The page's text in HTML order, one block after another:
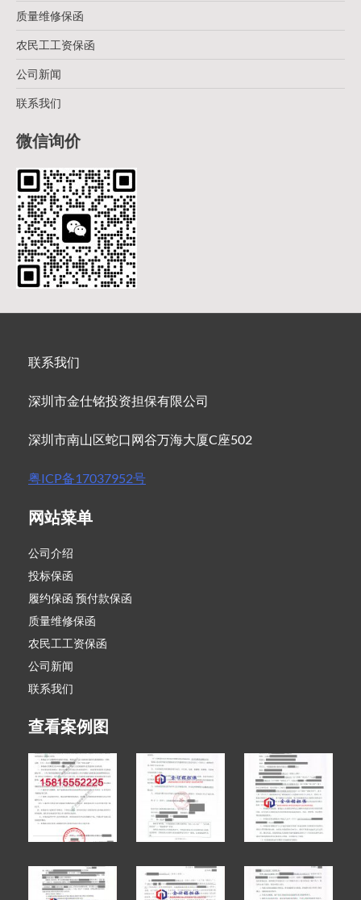
质量维修保函
农民工工资保函
公司新闻
联系我们
微信询价
联系我们
深圳市金仕铭投资担保有限公司
深圳市南山区蛇口网谷万海大厦C座502
粤ICP备17037952号
网站菜单
公司介绍
投标保函
履约保函 预付款保函
质量维修保函
农民工工资保函
公司新闻
联系我们
查看案例图